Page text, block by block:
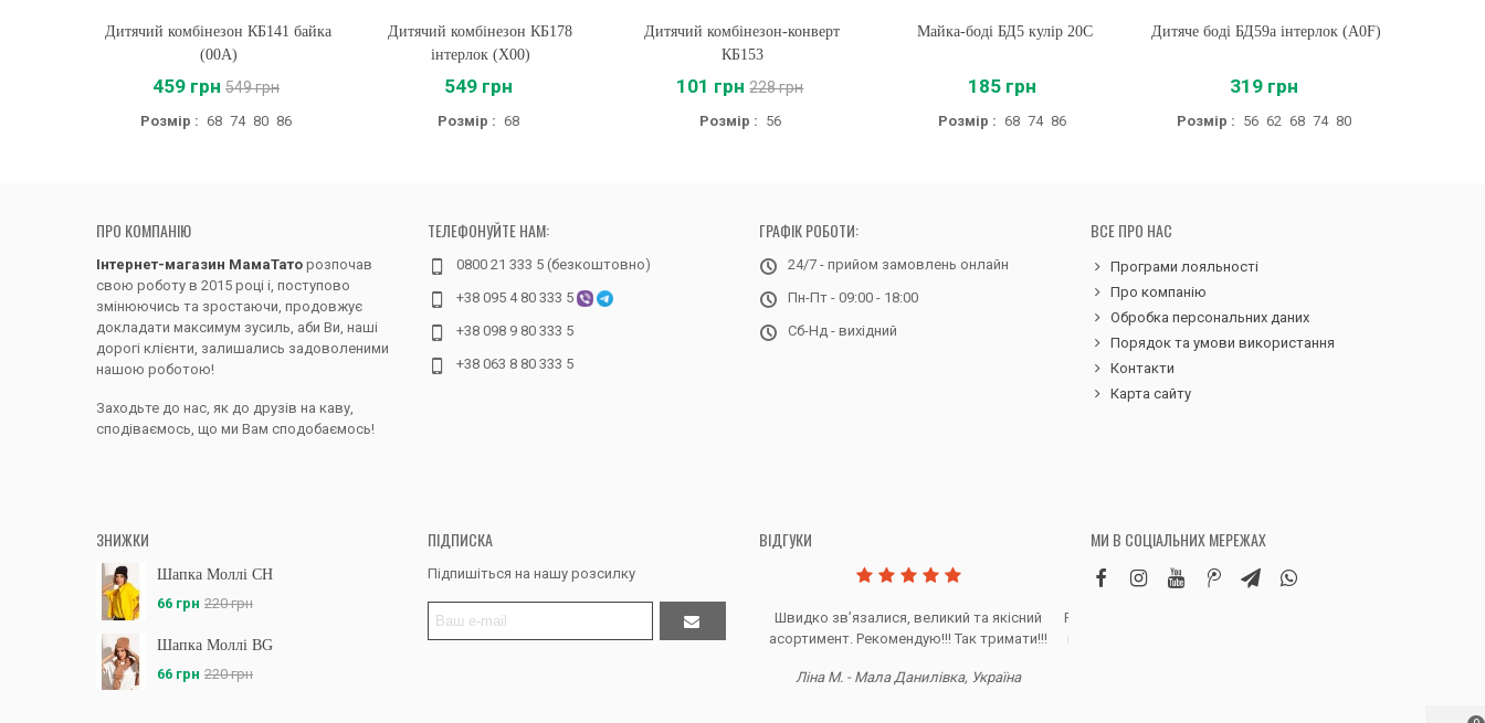
Купити
Дитячий комбінезон КБ141 байка
(00A)
459 грн 549 грн
Розмір : 68 74 80 86
Купити
Дитячий комбінезон КБ178
інтерлок (X00)
549 грн
Розмір : 68
Купити
Дитячий комбінезон-конверт
КБ153
101 грн 228 грн
Розмір : 56
Купити
Майка-боді БД5 кулір 20C
185 грн
Розмір : 68 74 86
Купити
Дитяче боді БД59а інтерлок (A0F)
319 грн
Розмір : 56 62 68 74 80
ПРО КОМПАНІЮ
Інтернет-магазин МамаТато розпочав
свою роботу в 2015 році і, поступово
змінюючись та зростаючи, продовжує
докладати максимум зусиль, аби Ви, наші
дорогі клієнти, залишались задоволеними
нашою роботою!
Заходьте до нас, як до друзів на каву,
сподіваємось, що ми Вам сподобаємось!
ТЕЛЕФОНУЙТЕ НАМ:
0800 21 333 5 (безкоштовно)
+38 095 4 80 333 5
+38 098 9 80 333 5
+38 063 8 80 333 5
ГРАФІК РОБОТИ:
24/7 - прийом замовлень онлайн
Пн-Пт - 09:00 - 18:00
Сб-Нд - вихідний
ВСЕ ПРО НАС
Програми лояльності
Про компанію
Обробка персональних даних
Порядок та умови використання
Контакти
Карта сайту
ЗНИЖКИ
Шапка Моллі CH
66 грн 220 грн
Шапка Моллі BG
66 грн 220 грн
ПІДПИСКА
Підпишіться на нашу розсилку
ВІДГУКИ
Дякую за все, продавець супер.
Швидко звʼязалися, великий та якісний
асортимент. Рекомендую!!! Так тримати!!!
Ліна М. - Мала Данилівка, Україна
Робила замовлення дитячих вельветових
штанів. Дуже вдячна магазину, доставка
МИ В СОЦІАЛЬНИХ МЕРЕЖАХ